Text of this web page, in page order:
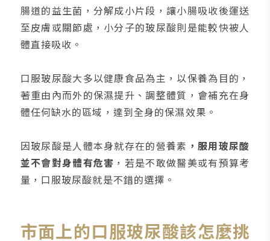
腸道的益生菌，分解成小片段，讓小腸吸收後運送
至皮膚或關節處，小分子的玻尿酸則是能較快被人
體直接吸收。
口服玻尿酸大多以健康食品為主，以保養為目的，
著重由內而外的保濕提升、調整體質，會補充在身
體任何缺水的區域，達到全身的保濕效果。
因玻尿酸是人體本身就存在的營養素 ，服用玻尿酸
並不會對身體有危害 ，若是不敢做醫美或有預算考
量，口服玻尿酸就是不錯的選擇。
市面上的口服玻尿酸該怎麼挑